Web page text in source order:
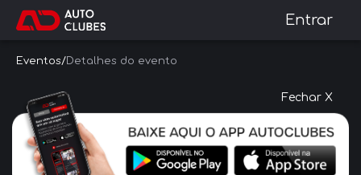
Entrar
Eventos/Detalhes do evento
Fechar X